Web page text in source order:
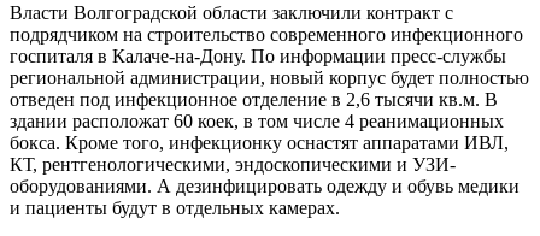
Власти Волгоградской области заключили контракт с
подрядчиком на строительство современного инфекционного
госпиталя в Калаче-на-Дону. По информации пресс-службы
региональной администрации, новый корпус будет полностью
отведен под инфекционное отделение в 2,6 тысячи кв.м. В
здании расположат 60 коек, в том числе 4 реанимационных
бокса. Кроме того, инфекционку оснастят аппаратами ИВЛ,
КТ, рентгенологическими, эндоскопическими и УЗИ-
оборудованиями. А дезинфицировать одежду и обувь медики
и пациенты будут в отдельных камерах.